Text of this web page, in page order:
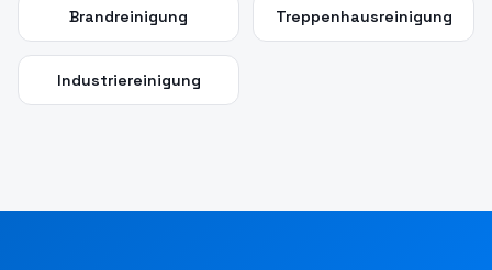
Brandreinigung Treppenhausreinigung
Industriereinigung